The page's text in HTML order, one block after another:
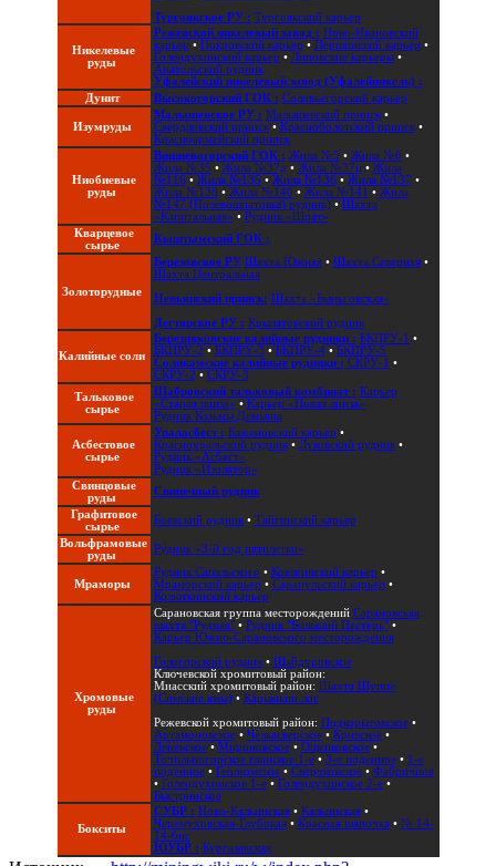
Тургоякское РУ : Тургоякский карьер
Никелевые
руды
Режевской никелевый завод : Ново-Ивановский
карьер • Покровский карьер • Першинский карьер •
Голендухинский карьер • Липовские карьеры•
Анатольский рудник
Уфалейский никелевый завод (Уфалейникель) :
Дунит
Высокогорский ГОК : Соловьегорский карьер
Изумруды
Малышевское РУ : Малышевский прииск•
Свердловский прииск• Красноболотский прииск•
Красноармейский прииск
Ниобиевые
руды
Вишневогорский ГОК : Жила №5 • Жила №6•
Жила №35 • Жила №37д• Жила №37ц• Жила
№116• Жила №135 • Жила №136• Жила №137 •
Жила №138 • Жила №140 • Жила №141 • Жила
№147 (Полевошпатовый рудник)• Шахта
«Капитальная» • Рудник «Шпат»
Кварцевое
сырье
Кыштымский ГОК :
Золоторудные
Березовское РУ Шахта Южная• Шахта Северная•
Шахта Центральная
Невьянский прииск: Шахта «Быньговская»
Дегтярское РУ : Крылатовский рудник
Калийные соли
Березняковские калийные рудники : БКПРУ-1 •
БКПРУ-2 • БКПРУ-3 • БКПРУ-4• БКПРУ-5
Соликамские калийные рудники : СКРУ-1 •
СКРУ-2 • СКРУ-3
Тальковое
сырье
Шабровский тальковый комбинат : Карьер
«Старая линза» • Карьер «Новая линза»
Рудник Козьмы Демьяна
Асбестовое
сырье
Ураласбест : Баженовский карьер •
Красноуральский рудник• Луковский рудник•
Рудник «Асбест»
Рудник «Изолятор»
Свинцовые
руды
Свинечный рудник
Графитовое
сырье
Боевский рудник• Тайгинский карьер
Вольфрамовые
руды
Рудник «3-й год пятилетки»
Мраморы
Рудник Сапальского • Коелгинский карьер •
Мраморский карьер • Сарапульский карьер •
Колюткинский карьер
Хромовые
руды
Сарановская группа месторождений Сарановская
шахта "Рудная"• Рудник "Большой Пестерь"•
Карьер Южно-Сарановского месторождения
Гологорский рудник• Шайдуровское
Ключевской хромитовый район:
Миасский хромитовый район: Шахта Шуппе
(Симские ямы)• Карымкин лог
Режевской хромитовый район: Подкорытовское•
Артамоновское• Челкасверское• Кривское•
Леневское• Мироновское• Ощепковское•
Точильногорское глинское 1-е• 3-е поденное• 1-е
поденное• Геолкомское• Сверчковское• Фабричное
• Голендухинское 1-е• Голендухинское 2-е•
Быстринское
Бокситы
СУБР : Ново-Кальинская• Кальинская•
Черемуховская-Глубокая• Красная шапочка• № 14-
14-бис
ЮУБР : Кургазакская